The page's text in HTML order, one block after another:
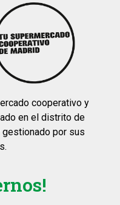
cooperativo y
en el distrito de
gestionado por sus